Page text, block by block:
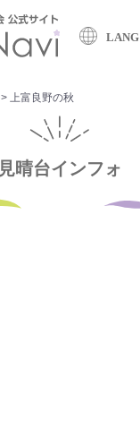
LANG
>上富良野の秋
見晴台インフォ